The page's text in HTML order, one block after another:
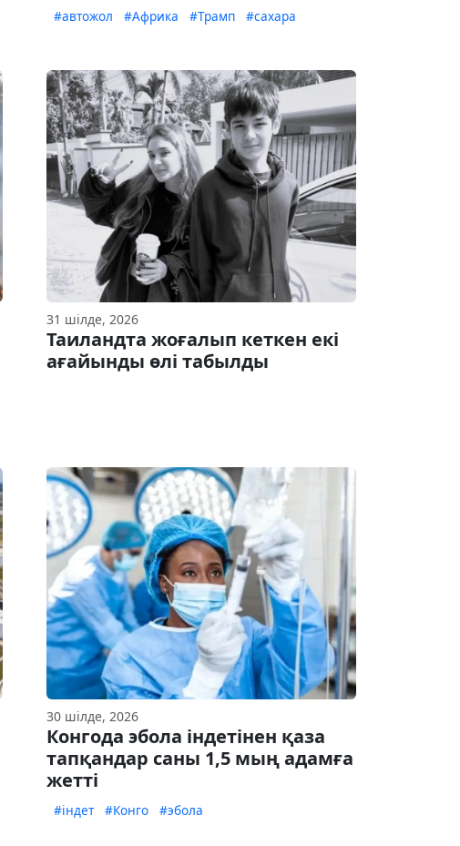
#автожол #Африка #Трамп #сахара
31 шілде, 2026
Таиландта жоғалып кеткен екі
ағайынды өлі табылды
30 шілде, 2026
Конгода эбола індетінен қаза
тапқандар саны 1,5 мың адамға
жетті
#індет #Конго #эбола